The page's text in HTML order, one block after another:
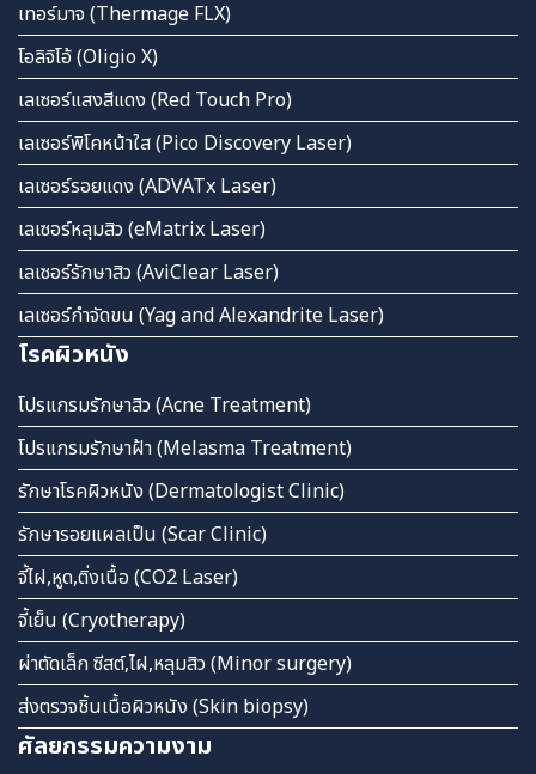
เทอร์มาจ (Thermage FLX)
โอลิจิโอ้ (Oligio X)
เลเซอร์แสงสีแดง (Red Touch Pro)
เลเซอร์พิโคหน้าใส (Pico Discovery Laser)
เลเซอร์รอยแดง (ADVATx Laser)
เลเซอร์หลุมสิว (eMatrix Laser)
เลเซอร์รักษาสิว (AviClear Laser)
เลเซอร์กำจัดขน (Yag and Alexandrite Laser)
โรคผิวหนัง
โปรแกรมรักษาสิว (Acne Treatment)
โปรแกรมรักษาฝ้า (Melasma Treatment)
รักษาโรคผิวหนัง (Dermatologist Clinic)
รักษารอยแผลเป็น (Scar Clinic)
จี้ไฝ,หูด,ติ่งเนื้อ (CO2 Laser)
จี้เย็น (Cryotherapy)
ผ่าตัดเล็ก ซีสต์,ไฝ,หลุมสิว (Minor surgery)
ส่งตรวจชิ้นเนื้อผิวหนัง (Skin biopsy)
ศัลยกรรมความงาม